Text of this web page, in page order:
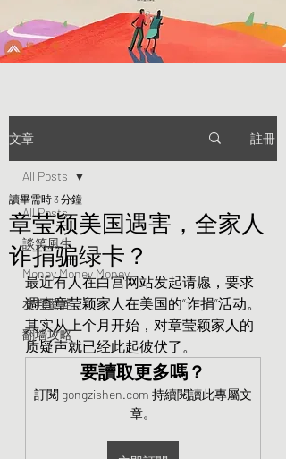
文章 註冊
All Posts
談笑風生
Money Money Money
友邦驚詫
翻墙攻略
All Posts
章莹颖美国遇害，全家人
诈捐骗绿卡？
讀畢需時 3 分鐘
最近有人在白宫网站发起请愿，要求
调查章莹颖家人在美国的“诈捐”活动。
其实从上个月开始，对章莹颖家人的
质疑声就已经此起彼伏了。
要讀取更多嗎？
訂閱 gongzishen.com 持續閱讀此專屬文
章。